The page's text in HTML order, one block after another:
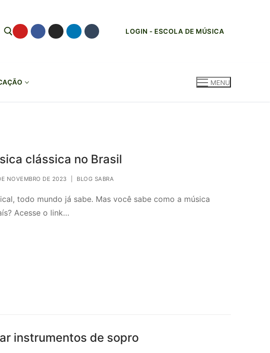
LOGIN - ESCOLA DE MÚSICA
MENU
clássica no Brasil
NOVEMBRO DE 2023 BLOG SABRA
todo mundo já sabe. Mas você sabe como a música
Acesse o link…
instrumentos de sopro